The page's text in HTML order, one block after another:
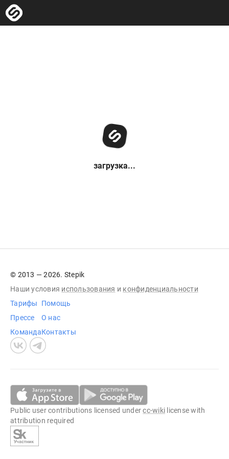
загрузка...
© 2013 — 2026. Stepik
Наши условия использования и конфиденциальности
Тарифы
Прессе
Команда
Помощь
О нас
Контакты
Public user contributions licensed undercc-wiki license with
attribution required